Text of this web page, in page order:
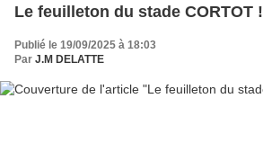
Le feuilleton du stade CORTOT !
Publié le 19/09/2025 à 18:03
Par J.M DELATTE